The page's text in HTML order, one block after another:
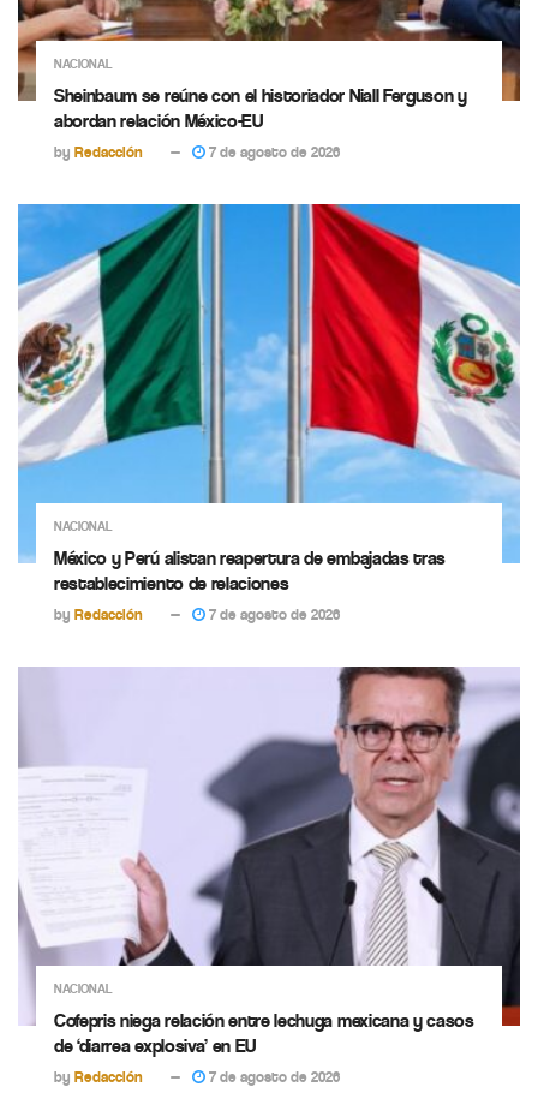
NACIONAL
Sheinbaum se reúne con el historiador Niall Ferguson y
abordan relación México-EU
by Redacción 7 de agosto de 2026
NACIONAL
México y Perú alistan reapertura de embajadas tras
restablecimiento de relaciones
by Redacción 7 de agosto de 2026
NACIONAL
Cofepris niega relación entre lechuga mexicana y casos
de ‘diarrea explosiva’ en EU
by Redacción 7 de agosto de 2026